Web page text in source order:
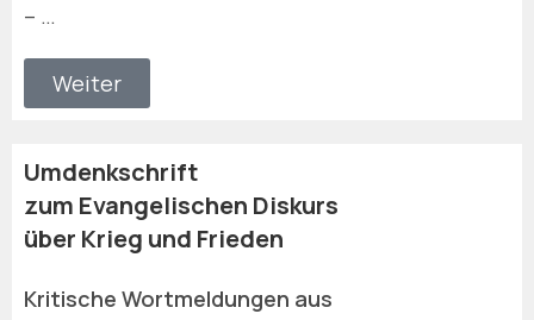
– …
Weiter
Umdenkschrift
zum Evangelischen Diskurs
über Krieg und Frieden
Kritische Wortmeldungen aus